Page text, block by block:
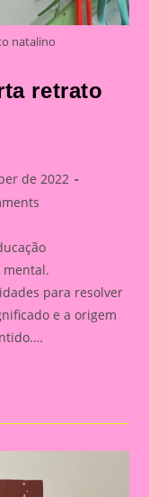
natalino
retrato
de 2022
para resolver
e a origem